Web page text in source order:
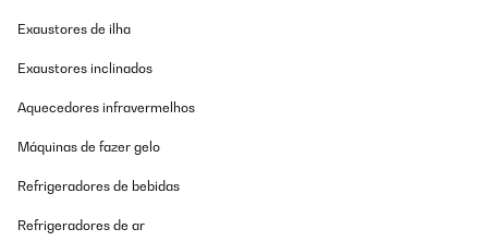
prodotto ben fatto e che risponde alle descrizione del venditore
Utente Amazon
Traduzir
Exaustores de ilha
Exaustores inclinados
Aquecedores infravermelhos
Máquinas de fazer gelo
Refrigeradores de bebidas
Refrigeradores de ar